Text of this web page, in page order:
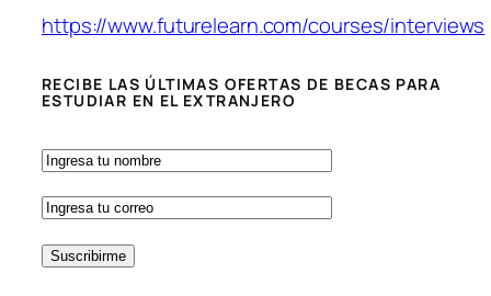
https://www.futurelearn.com/courses/interviews
RECIBE LAS ÚLTIMAS OFERTAS DE BECAS PARA
ESTUDIAR EN EL EXTRANJERO